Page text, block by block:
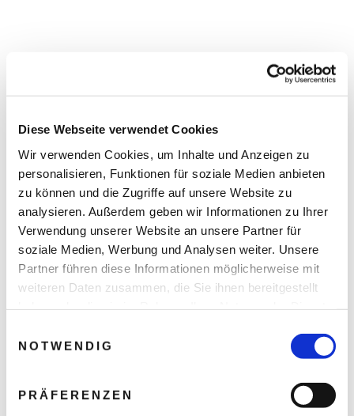
Diese Webseite verwendet Cookies
Wir verwenden Cookies, um Inhalte und Anzeigen zu
personalisieren, Funktionen für soziale Medien anbieten
zu können und die Zugriffe auf unsere Website zu
analysieren. Außerdem geben wir Informationen zu Ihrer
Verwendung unserer Website an unsere Partner für
soziale Medien, Werbung und Analysen weiter. Unsere
Partner führen diese Informationen möglicherweise mit
weiteren Daten zusammen, die Sie ihnen bereitgestellt
NOTWENDIG
PRÄFERENZEN